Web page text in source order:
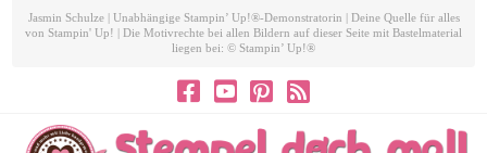
Jasmin Schulze | Unabhängige Stampin’ Up!®-Demonstratorin | Deine Quelle für alles
von Stampin' Up! | Die Motivrechte bei allen Bildern auf dieser Seite mit Bastelmaterial
liegen bei: © Stampin’ Up!®